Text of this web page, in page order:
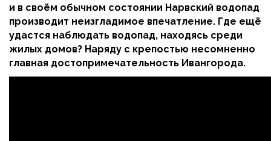
и в своём обычном состоянии Нарвский водопад
производит неизгладимое впечатление. Где ещё
удастся наблюдать водопад, находясь среди
жилых домов? Наряду с крепостью несомненно
главная достопримечательность Ивангорода.